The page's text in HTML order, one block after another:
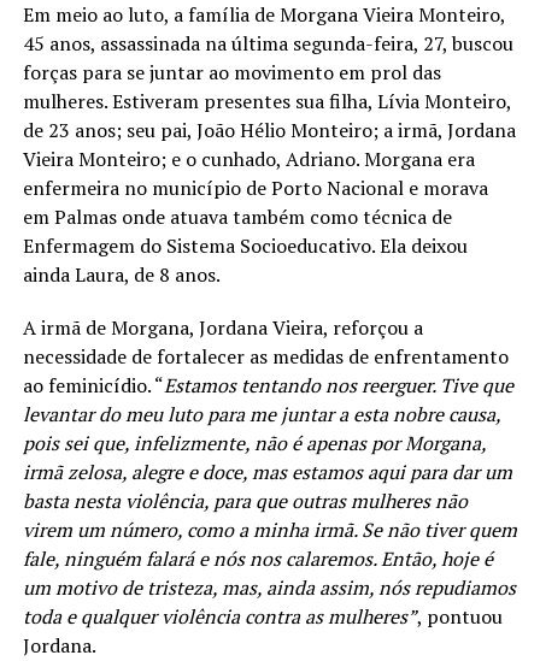
Em meio ao luto, a família de Morgana Vieira Monteiro,
45 anos, assassinada na última segunda-feira, 27, buscou
forças para se juntar ao movimento em prol das
mulheres. Estiveram presentes sua filha, Lívia Monteiro,
de 23 anos; seu pai, João Hélio Monteiro; a irmã, Jordana
Vieira Monteiro; e o cunhado, Adriano. Morgana era
enfermeira no município de Porto Nacional e morava
em Palmas onde atuava também como técnica de
Enfermagem do Sistema Socioeducativo. Ela deixou
ainda Laura, de 8 anos.
A irmã de Morgana, Jordana Vieira, reforçou a
necessidade de fortalecer as medidas de enfrentamento
ao feminicídio. “Estamos tentando nos reerguer. Tive que
levantar do meu luto para me juntar a esta nobre causa,
pois sei que, infelizmente, não é apenas por Morgana,
irmã zelosa, alegre e doce, mas estamos aqui para dar um
basta nesta violência, para que outras mulheres não
virem um número, como a minha irmã. Se não tiver quem
fale, ninguém falará e nós nos calaremos. Então, hoje é
um motivo de tristeza, mas, ainda assim, nós repudiamos
toda e qualquer violência contra as mulheres”, pontuou
Jordana.